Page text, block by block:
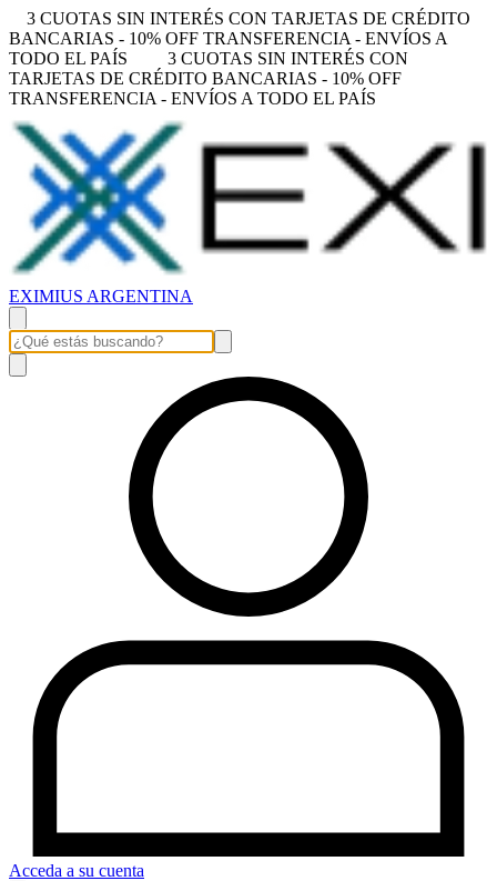
3 CUOTAS SIN INTERÉS CON TARJETAS DE CRÉDITO
BANCARIAS - 10% OFF TRANSFERENCIA - ENVÍOS A
TODO EL PAÍS
3 CUOTAS SIN INTERÉS CON
TARJETAS DE CRÉDITO BANCARIAS - 10% OFF
TRANSFERENCIA - ENVÍOS A TODO EL PAÍS
EXIMIUS ARGENTINA
Acceda a su cuenta